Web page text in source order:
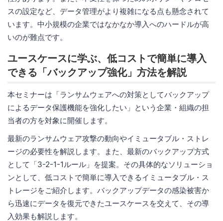
スの設定など、データ管理がより複雑になる点も懸念されて
います。中小規模の企業ではなかなか導入へのハードルが高
いのが難点です。
ユースケースに学ぶ、低コストで簡単に導入
できる「バックアップ強化」方法を解説
本セミナーは「ランサムウェアへの対策としてバックアップ
によるデータ保護機能を強化したい」という企業・組織の担
当者の方を対象に開催します。
最新のランサムウェア攻撃の動向やイミュータブル・ストレ
ージの必要性を解説します。また、最新のバックアップ方式
として「3-2-1-1ルール」を提案。その具体的なソリューショ
ンとして、低コストで簡単に導入できるイミュータブル・ス
トレージをご紹介します。バックアップデータの感染被害か
ら迅速にデータを復元できたユースケースを交えて、その導
入効果も解説します。